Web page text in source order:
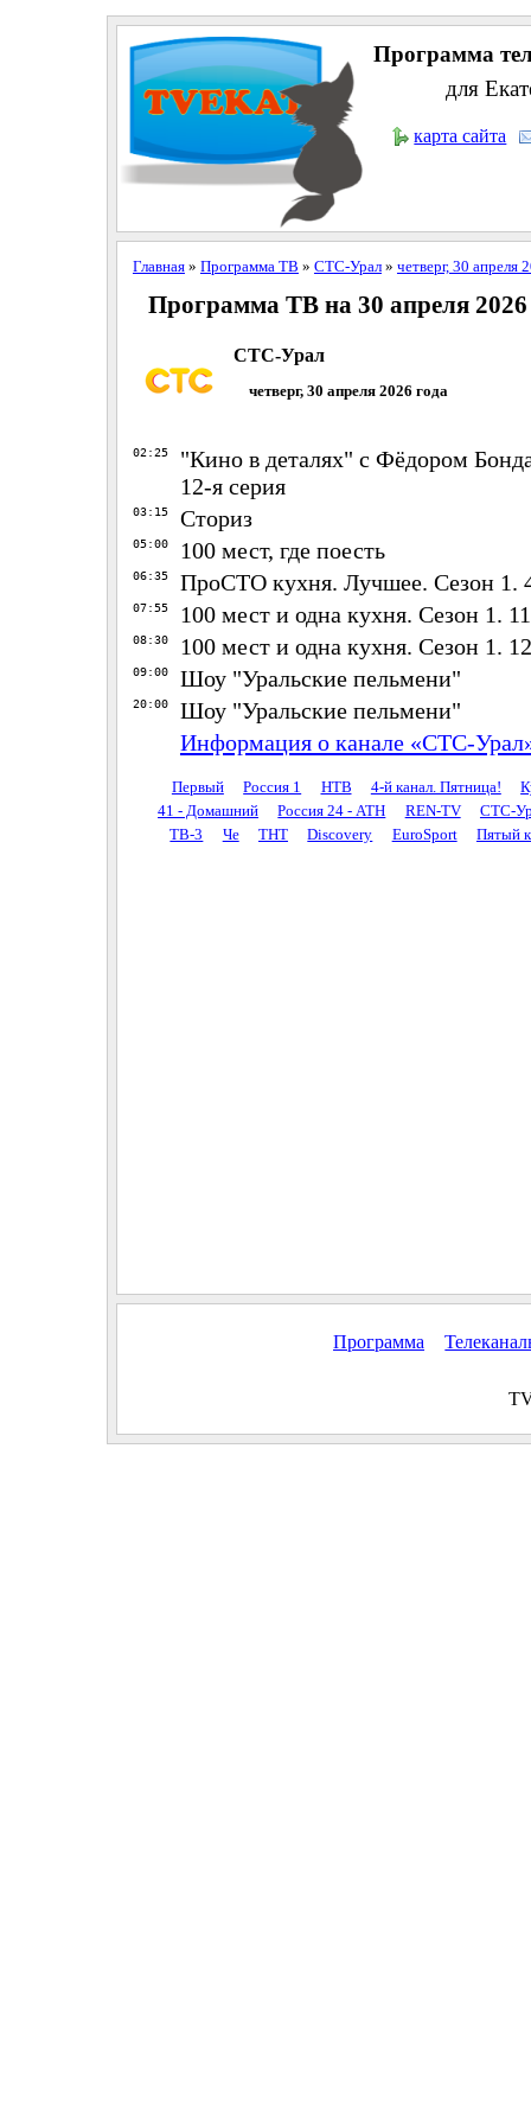
Программа
для
карта сайта
Главная» Программа ТВ » СТС-Урал» четверг, 30 апреля
Программа ТВ на 30 апреля 2026
СТС-Урал
четверг, 30 апреля 2026 года
02:25
"Кино в деталях" с Фёдором
12-я серия
03:15 Сториз
05:00 100 мест, где поесть
06:35 ПроСТО кухня. Лучшее. Сезон 1.
07:55 100 мест и одна кухня. Сезон 1.
08:30 100 мест и одна кухня. Сезон 1.
09:00 Шоу "Уральские пельмени"
20:00
Шоу "Уральские пельмени"
Информация о канале «СТС-
Первый Россия 1 НТВ 4-й канал. Пятница!
41 - Домашний
Россия 24 - АТН REN-TV
СТС-
ТВ-3
Че ТНТ Discovery EuroSport Пятый
Программа